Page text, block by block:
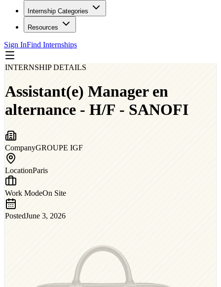
Internship Categories
Resources
Sign InFind Internships
INTERNSHIP DETAILS
Assistant(e) Manager en
alternance - H/F - SANOFI
CompanyGROUPE IGF
LocationParis
Work ModeOn Site
PostedJune 3, 2026